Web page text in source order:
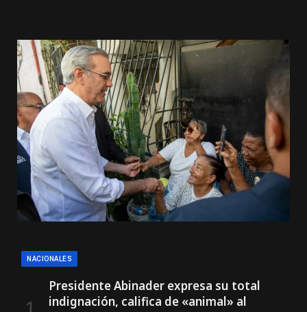
NACIONALES
Presidente Abinader expresa su total
indignación, califica de «animal» al